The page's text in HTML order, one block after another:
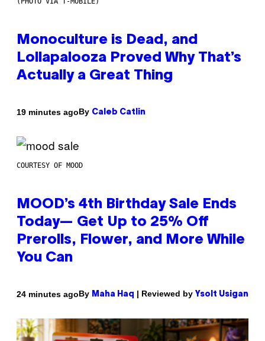
Monoculture is Dead, and
Lollapalooza Proved Why That’s
Actually a Great Thing
19 minutes agoBy Caleb Catlin
COURTESY OF MOOD
MOOD’s 4th Birthday Sale Ends
Today— Get Up to 25% Off
Prerolls, Flower, and More While
You Can
24 minutes agoBy Maha Haq | Reviewed by Ysolt Usigan